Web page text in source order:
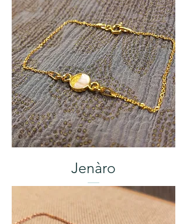
Jenàro